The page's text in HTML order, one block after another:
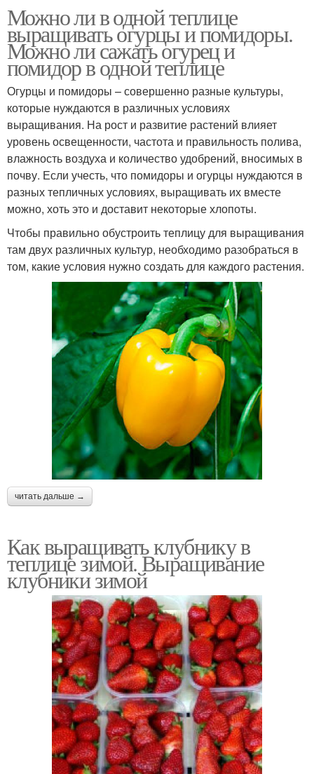
Можно ли в одной теплице
выращивать огурцы и помидоры.
Можно ли сажать огурец и
помидор в одной теплице
Огурцы и помидоры – совершенно разные культуры,
которые нуждаются в различных условиях
выращивания. На рост и развитие растений влияет
уровень освещенности, частота и правильность полива,
влажность воздуха и количество удобрений, вносимых в
почву. Если учесть, что помидоры и огурцы нуждаются в
разных тепличных условиях, выращивать их вместе
можно, хоть это и доставит некоторые хлопоты.
Чтобы правильно обустроить теплицу для выращивания
там двух различных культур, необходимо разобраться в
том, какие условия нужно создать для каждого растения.
читать дальше →
Как выращивать клубнику в
теплице зимой. Выращивание
клубники зимой